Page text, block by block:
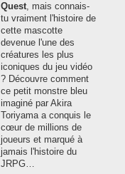
Quest , mais connais-
tu vraiment l'histoire de
cette mascotte
devenue l'une des
créatures les plus
iconiques du jeu vidéo
? Découvre comment
ce petit monstre bleu
imaginé par Akira
Toriyama a conquis le
cœur de millions de
joueurs et marqué à
jamais l'histoire du
JRPG…